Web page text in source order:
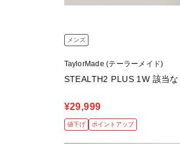
メンズ
TaylorMade (テーラーメイド)
STEALTH2 PLUS 1W 該当
¥29,999
値下げ ポイントアップ